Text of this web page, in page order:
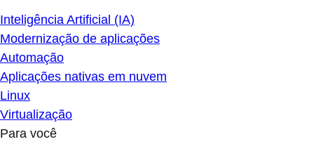
Inteligência Artificial (IA)
Modernização de aplicações
Automação
Aplicações nativas em nuvem
Linux
Virtualização
Para você